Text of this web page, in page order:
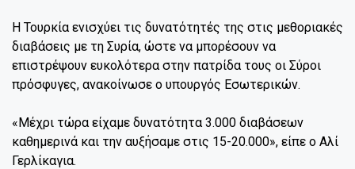
Η Τουρκία ενισχύει τις δυνατότητές της στις μεθοριακές
διαβάσεις με τη Συρία, ώστε να μπορέσουν να
επιστρέψουν ευκολότερα στην πατρίδα τους οι Σύροι
πρόσφυγες, ανακοίνωσε ο υπουργός Εσωτερικών.
«Μέχρι τώρα είχαμε δυνατότητα 3.000 διαβάσεων
καθημερινά και την αυξήσαμε στις 15-20.000», είπε ο Αλί
Γερλίκαγια.